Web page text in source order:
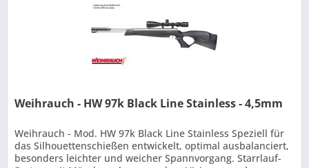
Weihrauch - HW 97k Black Line Stainless - 4,5mm
Weihrauch - Mod. HW 97k Black Line Stainless Speziell für
das Silhouettenschießen entwickelt, optimal ausbalanciert,
besonders leichter und weicher Spannvorgang. Starrlauf-